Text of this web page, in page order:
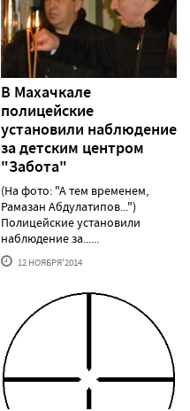
В Махачкале
полицейские
установили наблюдение
за детским центром
"Забота"
(На фото: "А тем временем,
Рамазан Абдулатипов...")
Полицейские установили
наблюдение за......
12 НОЯБРЯ'2014